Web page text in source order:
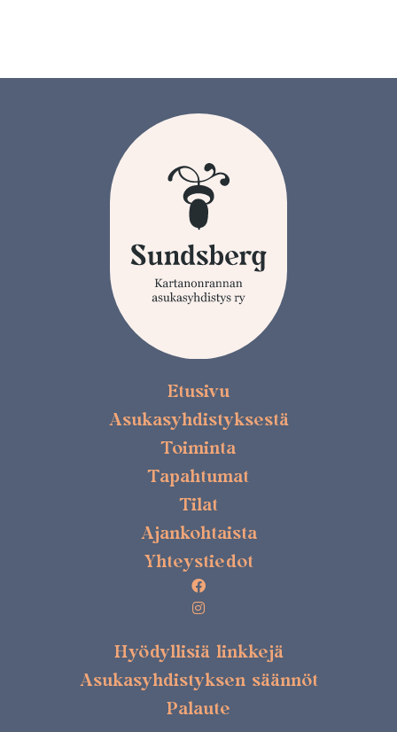
Etusivu
Asukasyhdistyksestä
Toiminta
Tapahtumat
Tilat
Ajankohtaista
Yhteystiedot
Hyödyllisiä linkkejä
Asukasyhdistyksen säännöt
Palaute